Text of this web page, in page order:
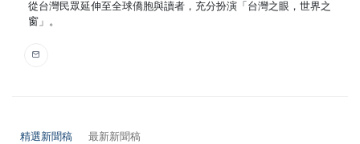
從台灣民眾延伸至全球僑胞與讀者，充分扮演「台灣之眼，世界之
窗」。
精選新聞稿 最新新聞稿